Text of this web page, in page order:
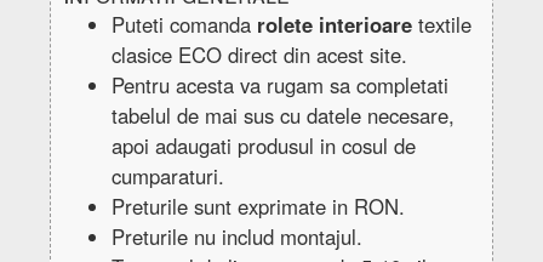
Semitransparent Semitransparent Semitransparent
melisa11002
Semitransparent
melisa11003
Semitransparent
melisa11006
Semitransparent
Puteti comanda rolete interioaretextile
clasice ECO direct din acest site.
Pentru acesta va rugam sa completati
tabelul de mai sus cu datele necesare,
apoi adaugati produsul in cosul de
cumparaturi.
Preturile sunt exprimate in RON.
Preturile nu includ montajul.